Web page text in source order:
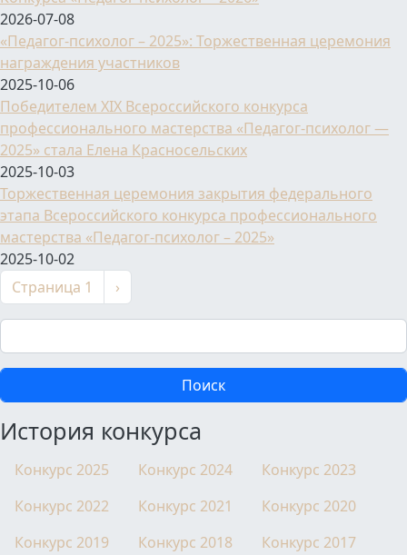
2026-07-08
«Педагог-психолог – 2025»: Торжественная церемония
награждения участников
2025-10-06
Победителем XIX Всероссийского конкурса
профессионального мастерства «Педагог-психолог —
2025» стала Елена Красносельских
2025-10-03
Торжественная церемония закрытия федерального
этапа Всероссийского конкурса профессионального
мастерства «Педагог-психолог – 2025»
2025-10-02
Нумерация страниц
Страница 1 Следующая страница
›
Поиск
История конкурса
Конкурс 2025 Конкурс 2024
Конкурс 2023
Конкурс 2022
Конкурс 2021
Конкурс 2020
Конкурс 2019
Конкурс 2018 Конкурс 2017